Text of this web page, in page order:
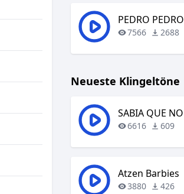
PEDRO PEDRO
7566 2688
Neueste Klingeltöne
SABIA QUE NO
6616 609
Atzen Barbies
3880 426